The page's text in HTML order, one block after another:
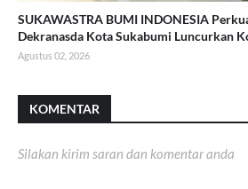
SUKAWASTRA BUMI INDONESIA
Dekranasda Kota Sukabumi Luncurkan
Agustus 02, 2026
KOMENTAR
Silakan kirim saran dan komentar anda